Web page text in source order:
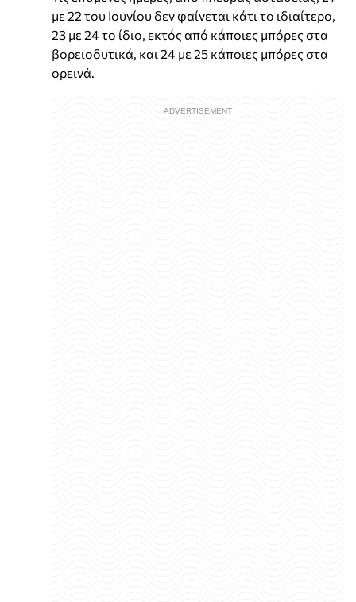
με 22 του Ιουνίου δεν φαίνεται κάτι το ιδιαίτερο,
23 με 24 το ίδιο, εκτός από κάποιες μπόρες στα
βορειοδυτικά, και 24 με 25 κάποιες μπόρες στα
ορεινά.